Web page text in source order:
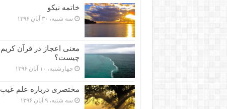
خاتمه نیکو
سه شنبه، ۳۰ آبان ۱۳۹۶
معنی اعجاز در قرآن کریم
چیست؟
چهارشنبه، ۱۰ آبان ۱۳۹۶
مختصرى درباره علم غیب
سه شنبه، ۹ آبان ۱۳۹۶